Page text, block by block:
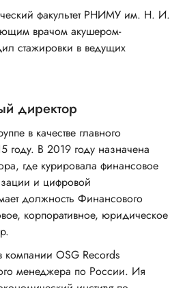
факультет РНИМУ им. Н. И.
врачом акушером-
стажировки в ведущих
директор
в качестве главного
году. В 2019 году назначена
где курировала финансовое
и цифровой
должность Финансового
корпоративное, юридическое
OSG Records
менеджера по России. Ия